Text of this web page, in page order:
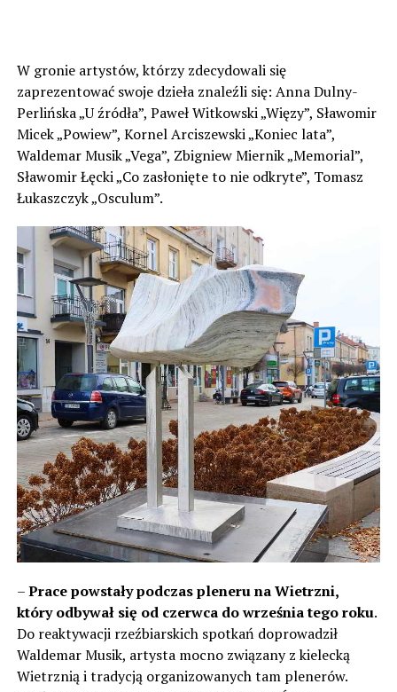
W gronie artystów, którzy zdecydowali się
zaprezentować swoje dzieła znaleźli się: Anna Dulny-
Perlińska „U źródła”, Paweł Witkowski „Więzy”, Sławomir
Micek „Powiew”, Kornel Arciszewski „Koniec lata”,
Waldemar Musik „Vega”, Zbigniew Miernik „Memorial”,
Sławomir Łęcki „Co zasłonięte to nie odkryte”, Tomasz
Łukaszczyk „Osculum”.
–Prace powstały podczas pleneru na Wietrzni,
który odbywał się od czerwca do września tego roku.
Do reaktywacji rzeźbiarskich spotkań doprowadził
Waldemar Musik, artysta mocno związany z kielecką
Wietrznią i tradycją organizowanych tam plenerów.